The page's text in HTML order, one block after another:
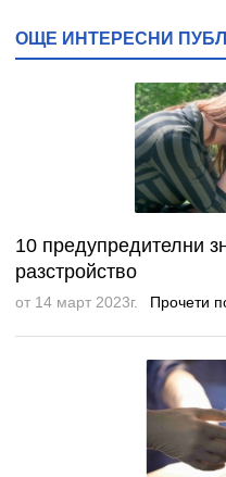
ОЩЕ ИНТЕРЕСНИ
10 предупредителни
разстройство
от 14 март 2023г. Прочети